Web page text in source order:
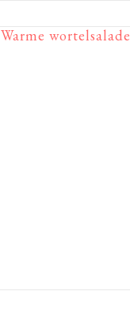
Warme wortelsalade